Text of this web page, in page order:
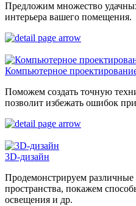
Предложим множество
интерьера вашего помещения.
Компьютерное
Поможем создать точную
позволит избежать ошибок
3D-дизайн
Продемонстрируем различные
пространства, покажем
освещения и др.